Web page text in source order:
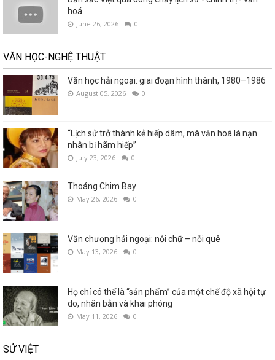
hoá
June 26, 2026 0
VĂN HỌC-NGHỆ THUẬT
Văn học hải ngoại: giai đoạn hình thành, 1980–1986
August 05, 2026 0
“Lịch sử trở thành kẻ hiếp dâm, mà văn hoá là nạn
nhân bị hãm hiếp”
July 23, 2026 0
Thoáng Chim Bay
May 26, 2026 0
Văn chương hải ngoại: nỗi chữ – nỗi quê
May 13, 2026 0
Họ chỉ có thể là “sản phẩm” của một chế độ xã hội tự
do, nhân bản và khai phóng
May 11, 2026 0
SỬ VIỆT